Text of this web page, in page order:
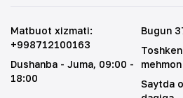
Matbuot xizmati:
+998712100163
Dushanba - Juma, 09:00 -
18:00
Bugun
mehmon
Saytda